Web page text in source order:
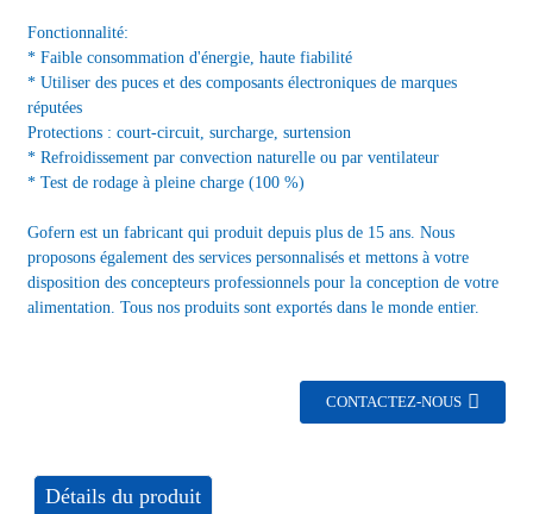
Fonctionnalité:
* Faible consommation d'énergie, haute fiabilité
* Utiliser des puces et des composants électroniques de marques
réputées
Protections : court-circuit, surcharge, surtension
* Refroidissement par convection naturelle ou par ventilateur
* Test de rodage à pleine charge (100 %)
Gofern est un fabricant qui produit depuis plus de 15 ans. Nous
proposons également des services personnalisés et mettons à votre
disposition des concepteurs professionnels pour la conception de votre
alimentation. Tous nos produits sont exportés dans le monde entier.
CONTACTEZ-NOUS
Détails du produit